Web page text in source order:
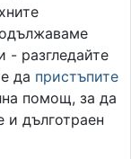
- разгледайте
да пристъпите
помощ, за да
и дълготраен